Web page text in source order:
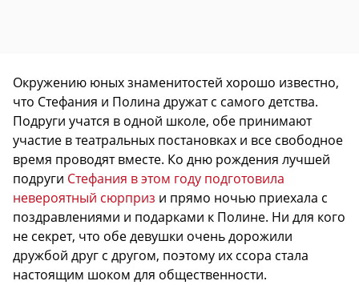
Окружению юных знаменитостей хорошо известно,
что Стефания и Полина дружат с самого детства.
Подруги учатся в одной школе, обе принимают
участие в театральных постановках и все свободное
время проводят вместе. Ко дню рождения лучшей
подруги Стефания в этом году подготовила
невероятный сюрприз и прямо ночью приехала с
поздравлениями и подарками к Полине. Ни для кого
не секрет, что обе девушки очень дорожили
дружбой друг с другом, поэтому их ссора стала
настоящим шоком для общественности.